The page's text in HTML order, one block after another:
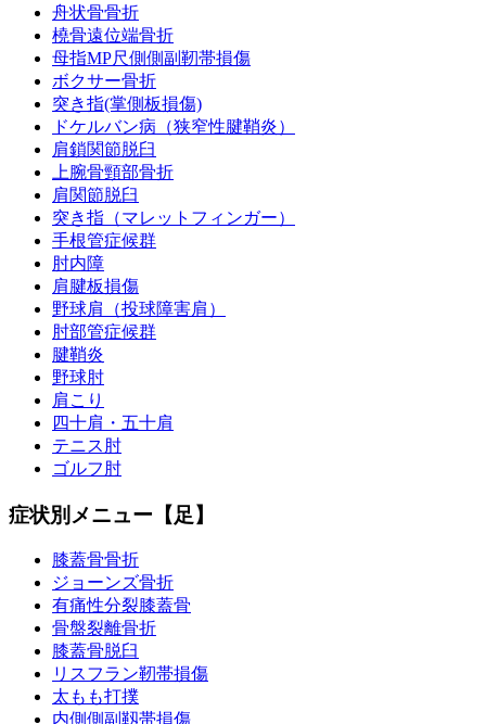
舟状骨骨折
橈骨遠位端骨折
母指MP尺側側副靭帯損傷
ボクサー骨折
突き指(掌側板損傷)
ドケルバン病（狭窄性腱鞘炎）
肩鎖関節脱臼
上腕骨頸部骨折
肩関節脱臼
突き指（マレットフィンガー）
手根管症候群
肘内障
肩腱板損傷
野球肩（投球障害肩）
肘部管症候群
腱鞘炎
野球肘
肩こり
四十肩・五十肩
テニス肘
ゴルフ肘
症状別メニュー【足】
膝蓋骨骨折
ジョーンズ骨折
有痛性分裂膝蓋骨
骨盤裂離骨折
膝蓋骨脱臼
リスフラン靭帯損傷
太もも打撲
内側側副靱帯損傷